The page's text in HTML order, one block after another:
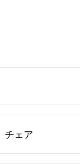
チェア